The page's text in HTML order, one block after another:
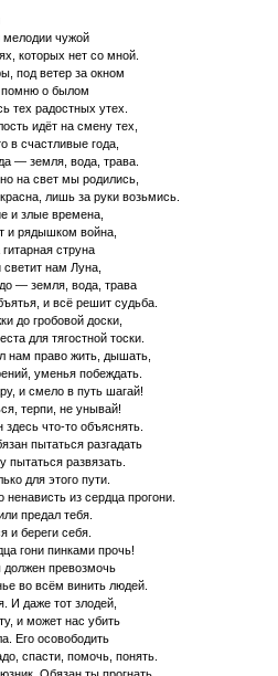
мелодии чужой
которых нет со мной.
под ветер за окном
о былом
тех радостных утех.
идёт на смену тех,
в счастливые года,
— земля, вода, трава.
на свет мы родились,
лишь за руки возьмись.
и злые времена,
и рядышком война,
струна
нам Луна,
— земля, вода, трава
и всё решит судьба.
до гробовой доски,
для тягостной тоски.
нам право жить, дышать,
уменья побеждать.
и смело в путь шагай!
терпи, не унывай!
что-то объяснять.
пытаться разгадать
развязать.
для этого пути.
из сердца прогони.
предал тебя.
и береги себя.
гони пинками прочь!
должен превозмочь
во всём винить людей.
И даже тот злодей,
и может нас убить
Его осовободить
спасти, помочь, понять.